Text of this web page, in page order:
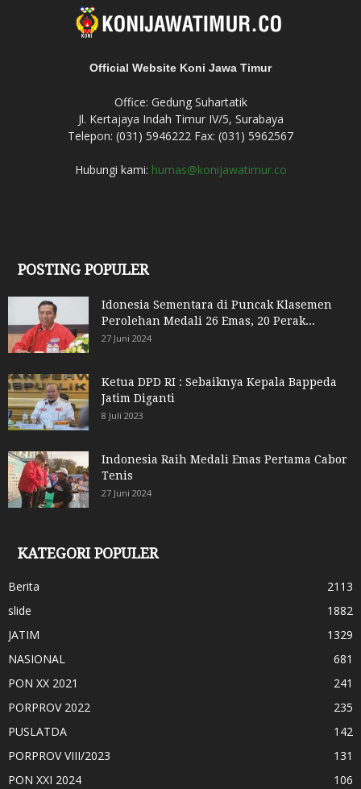
Official Website Koni Jawa Timur
Office: Gedung Suhartatik
Jl. Kertajaya Indah Timur IV/5, Surabaya
Telepon: (031) 5946222 Fax: (031) 5962567
Hubungi kami: humas@konijawatimur.co
POSTING POPULER
Idonesia Sementara di Puncak Klasemen
Perolehan Medali 26 Emas, 20 Perak...
27 Juni 2024
Ketua DPD RI : Sebaiknya Kepala Bappeda
Jatim Diganti
8 Juli 2023
Indonesia Raih Medali Emas Pertama Cabor
Tenis
27 Juni 2024
KATEGORI POPULER
Berita
2113
slide
1882
JATIM
1329
NASIONAL
681
PON XX 2021
241
PORPROV 2022
235
PUSLATDA
142
PORPROV VIII/2023
131
PON XXI 2024
106